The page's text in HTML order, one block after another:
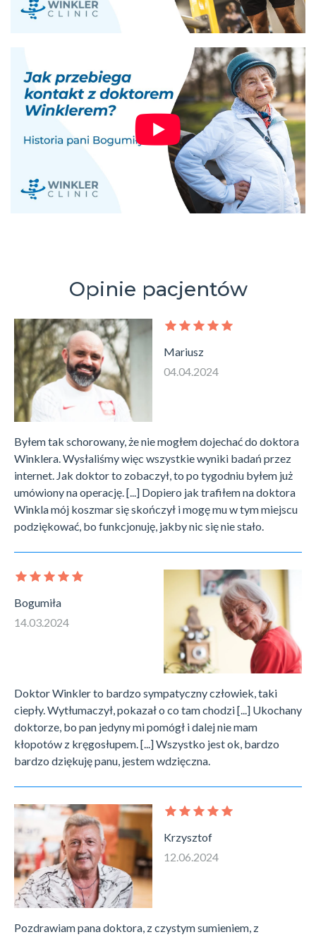
Opinie pacjentów
Mariusz
04.04.2024
Byłem tak schorowany, że nie mogłem dojechać do doktora
Winklera. Wysłaliśmy więc wszystkie wyniki badań przez
internet. Jak doktor to zobaczył, to po tygodniu byłem już
umówiony na operację. [...] Dopiero jak trafiłem na doktora
Winkla mój koszmar się skończył i mogę mu w tym miejscu
podziękować, bo funkcjonuję, jakby nic się nie stało.
Bogumiła
14.03.2024
Doktor Winkler to bardzo sympatyczny człowiek, taki
ciepły. Wytłumaczył, pokazał o co tam chodzi [...] Ukochany
doktorze, bo pan jedyny mi pomógł i dalej nie mam
kłopotów z kręgosłupem. [...] Wszystko jest ok, bardzo
bardzo dziękuję panu, jestem wdzięczna.
Krzysztof
12.06.2024
Pozdrawiam pana doktora, z czystym sumieniem, z